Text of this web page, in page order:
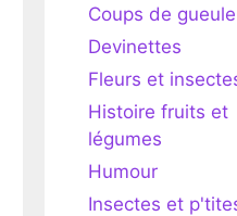
Coups de gueule
Devinettes
Fleurs et
Histoire fruits et
légumes
Humour
Insectes et